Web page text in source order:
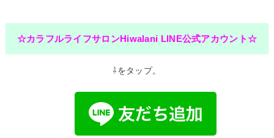
☆カラフルライフサロンHiwalani LINE公式アカウント☆
⇩をタップ。